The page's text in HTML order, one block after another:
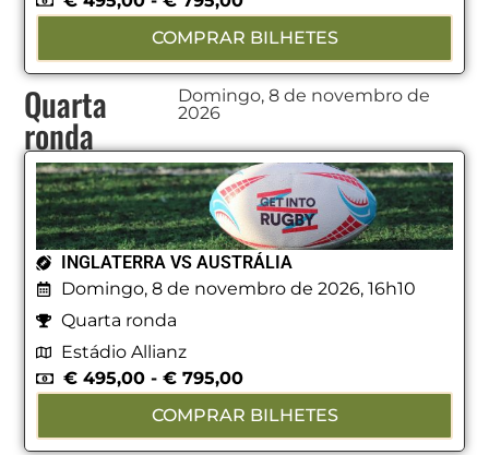
COMPRAR BILHETES
Quarta
ronda
Domingo, 8 de novembro de
2026
INGLATERRA VS AUSTRÁLIA
Domingo, 8 de novembro de 2026, 16h10
Quarta ronda
Estádio Allianz
€ 495,00 - € 795,00
COMPRAR BILHETES